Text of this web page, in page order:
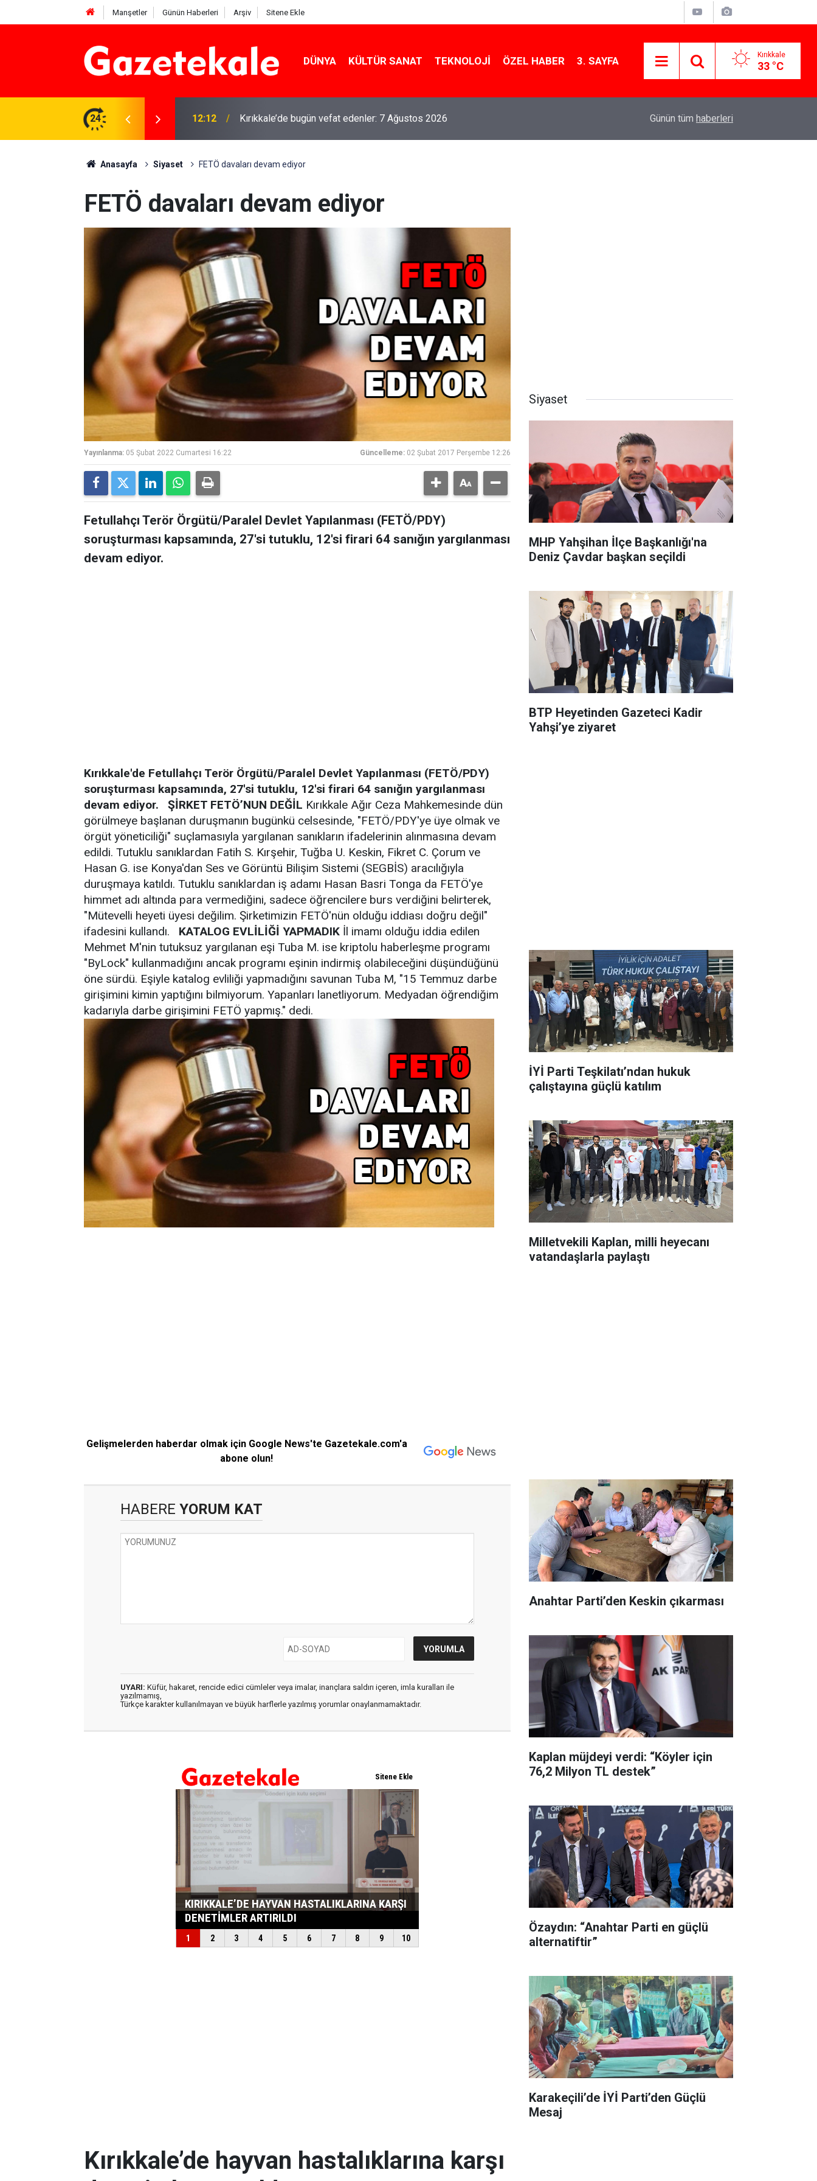
Manşetler Günün Haberleri Arşiv Sitene Ekle
DÜNYA KÜLTÜR SANAT TEKNOLOJI ÖZEL HABER 3. SAYFA Kırıkkale
33 °C
24
karşı denetimler artırıldı 12:12 Kırıkkale’de bugün vefat edenler: 7 Ağustos 2026 MKE’nin Yerli Savunma Teknolojileri Dünya
Günün tüm haberleri
Anasayfa Siyaset FETÖ davaları devam ediyor
FETÖ davaları devam ediyor
Yayınlanma: 05 Şubat 2022 Cumartesi 16:22 Güncelleme: 02 Şubat 2017 Perşembe 12:26
Fetullahçı Terör Örgütü/Paralel Devlet Yapılanması (FETÖ/PDY)
soruşturması kapsamında, 27'si tutuklu, 12'si firari 64 sanığın yargılanması
devam ediyor.
Kırıkkale'de Fetullahçı Terör Örgütü/Paralel Devlet Yapılanması (FETÖ/PDY)
soruşturması kapsamında, 27'si tutuklu, 12'si firari 64 sanığın yargılanması
devam ediyor.
ŞİRKET FETÖ’NUN DEĞİL Kırıkkale Ağır Ceza Mahkemesinde dün
görülmeye başlanan duruşmanın bugünkü celsesinde, "FETÖ/PDY'ye üye olmak ve
örgüt yöneticiliği" suçlamasıyla yargılanan sanıkların ifadelerinin alınmasına devam
edildi. Tutuklu sanıklardan Fatih S. Kırşehir, Tuğba U. Keskin, Fikret C. Çorum ve
Hasan G. ise Konya'dan Ses ve Görüntü Bilişim Sistemi (SEGBİS) aracılığıyla
duruşmaya katıldı. Tutuklu sanıklardan iş adamı Hasan Basri Tonga da FETÖ'ye
himmet adı altında para vermediğini, sadece öğrencilere burs verdiğini belirterek,
"Mütevelli heyeti üyesi değilim. Şirketimizin FETÖ'nün olduğu iddiası doğru değil"
ifadesini kullandı. KATALOG EVLİLİĞİ YAPMADIK İl imamı olduğu iddia edilen
Mehmet M'nin tutuksuz yargılanan eşi Tuba M. ise kriptolu haberleşme programı
"ByLock" kullanmadığını ancak programı eşinin indirmiş olabileceğini düşündüğünü
öne sürdü. Eşiyle katalog evliliği yapmadığını savunan Tuba M, "15 Temmuz darbe
girişimini kimin yaptığını bilmiyorum. Yapanları lanetliyorum. Medyadan öğrendiğim
kadarıyla darbe girişimini FETÖ yapmış." dedi.
Gelişmelerden haberdar olmak için Google News'te Gazetekale.com'a
abone olun!
HABERE YORUM KAT
UYARI: Küfür, hakaret, rencide edici cümleler veya imalar, inançlara saldırı içeren, imla kuralları ile
yazılmamış,
Türkçe karakter kullanılmayan ve büyük harflerle yazılmış yorumlar onaylanmamaktadır.
Siyaset
MHP Yahşihan İlçe Başkanlığı'na
Deniz Çavdar başkan seçildi
BTP Heyetinden Gazeteci Kadir
Yahşi’ye ziyaret
İYİ Parti Teşkilatı’ndan hukuk
çalıştayına güçlü katılım
Milletvekili Kaplan, milli heyecanı
vatandaşlarla paylaştı
Anahtar Parti’den Keskin çıkarması
Kaplan müjdeyi verdi: “Köyler için
76,2 Milyon TL destek”
Özaydın: “Anahtar Parti en güçlü
alternatiftir”
Karakeçili’de İYİ Parti’den Güçlü
Mesaj
Kırıkkale’de hayvan hastalıklarına karşı